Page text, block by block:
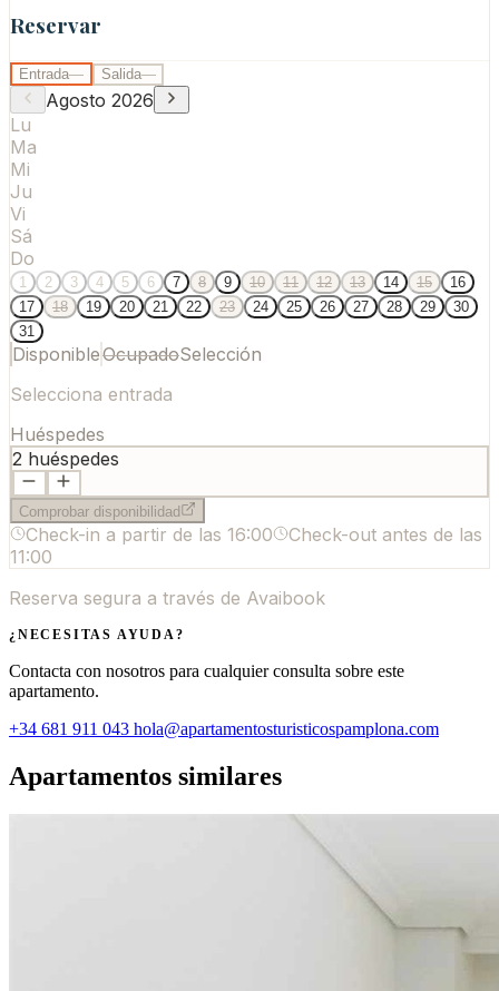
Reservar
Entrada— Salida—
Agosto 2026
Lu
Ma
Mi
Ju
Vi
Sá
Do
1 2 3 4 5 6 7 8 9 10 11 12 13 14 15
16
17
18 19 20 21 22 23 24 25 26 27 28 29
30
31
DisponibleOcupadoSelección
Selecciona entrada
Huéspedes
2 huéspedes
Comprobar disponibilidad
Check-in a partir de las 16:00
Check-out antes de las
11:00
Reserva segura a través de Avaibook
¿NECESITAS AYUDA?
Contacta con nosotros para cualquier consulta sobre este
apartamento.
+34 681 911 043 hola@apartamentosturisticospamplona.com
Apartamentos similares